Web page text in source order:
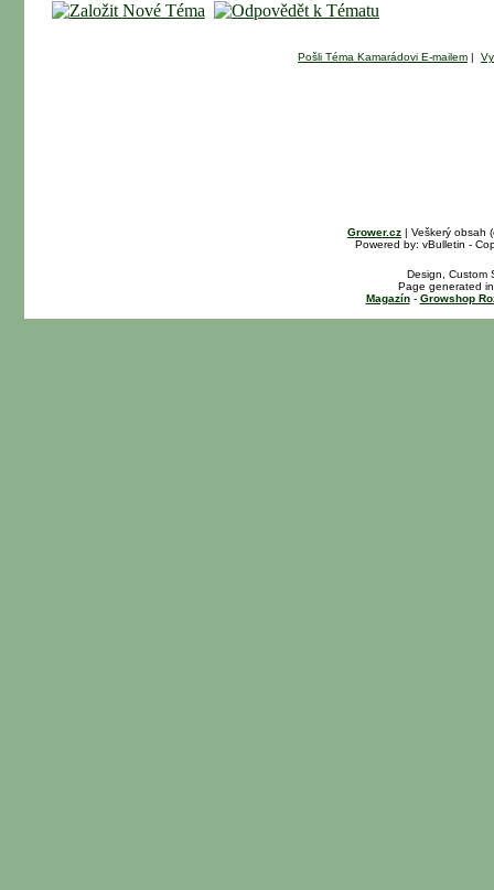
Pošli Téma Kamarádovi E-mailem |
Grower.cz | Veškerý obsah
Powered by: vBulletin -
Design, Custom
Page generated
Magazín- Growshop